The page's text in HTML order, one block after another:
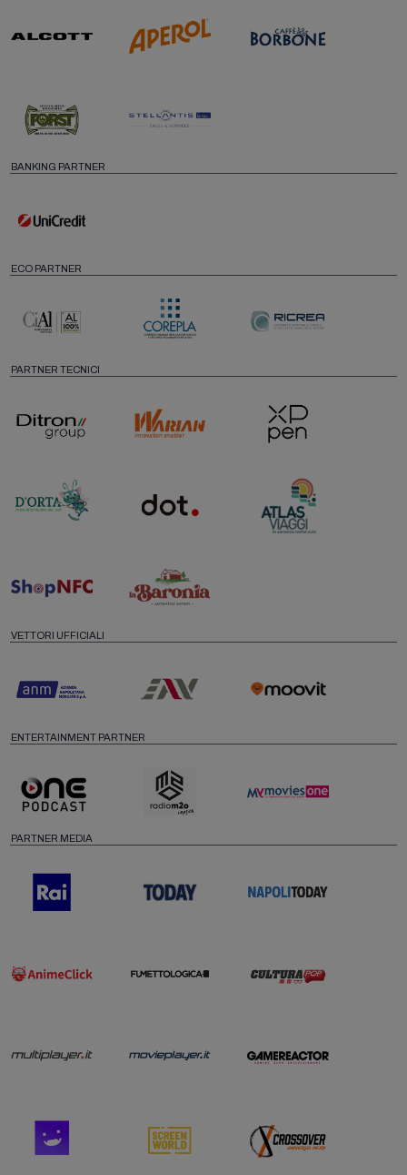
BANKING PARTNER
ECO PARTNER
PARTNER TECNICI
VETTORI UFFICIALI
ENTERTAINMENT PARTNER
PARTNER MEDIA